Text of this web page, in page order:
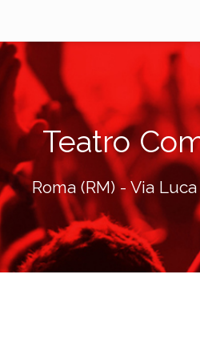
Teatro
Roma (RM) - Via